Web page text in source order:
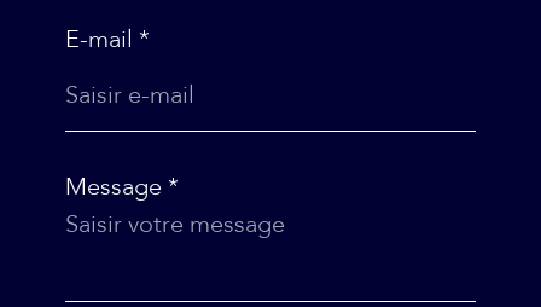
E-mail *
Message *